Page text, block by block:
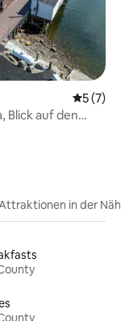
5 (7)
Blick auf den
in der